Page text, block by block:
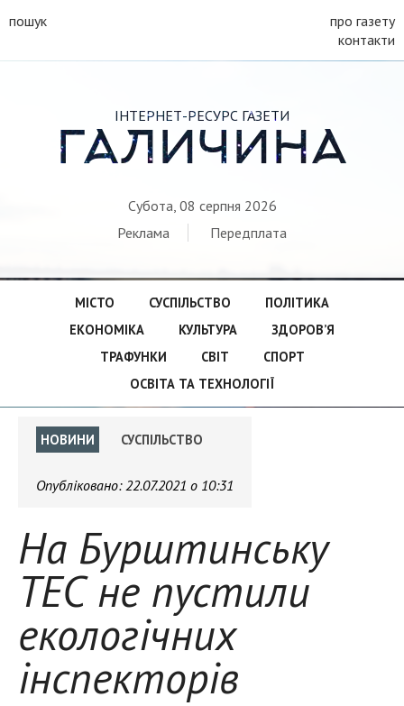
пошук
про газету
контакти
ІНТЕРНЕТ-РЕСУРС ГАЗЕТИ
ГАЛИЧИНА
Субота, 08 серпня 2026
Реклама
Передплата
МІСТО СУСПІЛЬСТВО
ПОЛІТИКА
ЕКОНОМІКА
КУЛЬТУРА
ЗДОРОВ’Я
ТРАФУНКИ
СВІТ
СПОРТ
ОСВІТА ТА ТЕХНОЛОГІЇ
НОВИНИ СУСПІЛЬСТВО
Опубліковано:22.07.2021 о 10:31
На Бурштинську
ТЕС не пустили
екологічних
інспекторів